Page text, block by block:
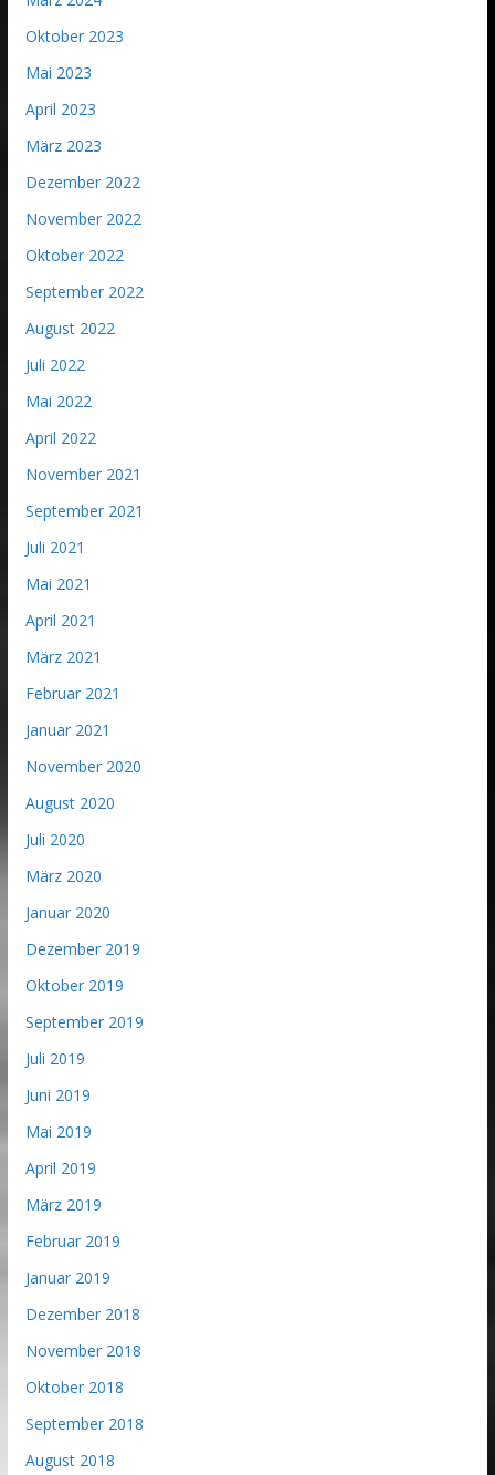
Oktober 2023
Mai 2023
April 2023
März 2023
Dezember 2022
November 2022
Oktober 2022
September 2022
August 2022
Juli 2022
Mai 2022
April 2022
November 2021
September 2021
Juli 2021
Mai 2021
April 2021
März 2021
Februar 2021
Januar 2021
November 2020
August 2020
Juli 2020
März 2020
Januar 2020
Dezember 2019
Oktober 2019
September 2019
Juli 2019
Juni 2019
Mai 2019
April 2019
März 2019
Februar 2019
Januar 2019
Dezember 2018
November 2018
Oktober 2018
September 2018
August 2018